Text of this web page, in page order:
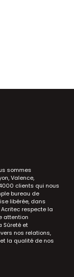
sommes
Valence,
clients qui nous
bureau de
libérée, dans
respecte la
attention
Sûreté et
nos relations,
la qualité de nos